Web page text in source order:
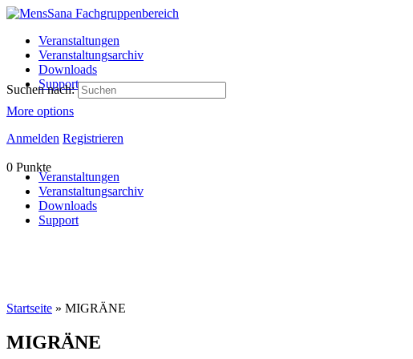
Veranstaltungen
Veranstaltungsarchiv
Downloads
Support
More options
Anmelden Registrieren
0 Punkte
Suchen nach:
Veranstaltungen
Veranstaltungsarchiv
Downloads
Support
Startseite » MIGRÄNE
MIGRÄNE